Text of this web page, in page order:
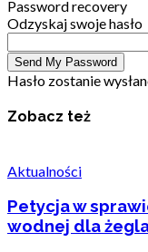
Password recovery
Odzyskaj swoje hasło
Hasło zostanie
Zobacz też
Aktualności
Petycja w
wodnej dla